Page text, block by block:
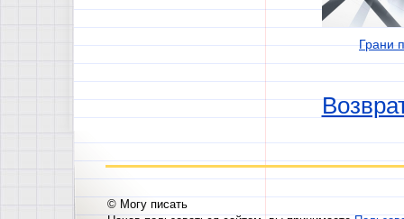
Грани
© Могу писать